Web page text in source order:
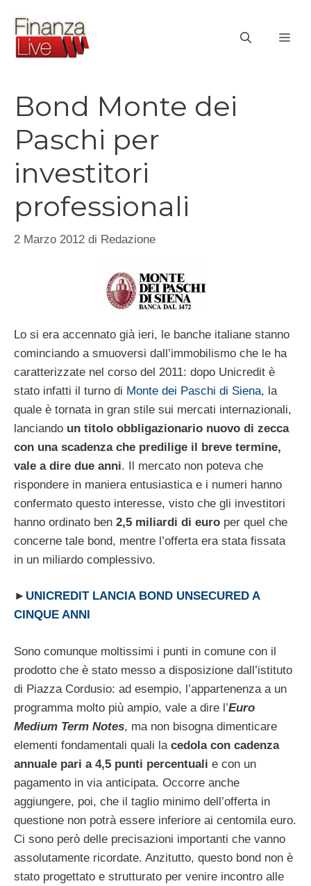
contenuto
Bond Monte dei
Paschi per
investitori
professionali
2 Marzo 2012 di Redazione
Lo si era accennato già ieri, le banche italiane stanno
cominciando a smuoversi dall’immobilismo che le ha
caratterizzate nel corso del 2011: dopo Unicredit è
stato infatti il turno di Monte dei Paschi di Siena, la
quale è tornata in gran stile sui mercati internazionali,
lanciando un titolo obbligazionario nuovo di zecca
con una scadenza che predilige il breve termine,
vale a dire due anni. Il mercato non poteva che
rispondere in maniera entusiastica e i numeri hanno
confermato questo interesse, visto che gli investitori
hanno ordinato ben 2,5 miliardi di euro per quel che
concerne tale bond, mentre l’offerta era stata fissata
in un miliardo complessivo.
► UNICREDIT LANCIA BOND UNSECURED A
CINQUE ANNI
Sono comunque moltissimi i punti in comune con il
prodotto che è stato messo a disposizione dall’istituto
di Piazza Cordusio: ad esempio, l’appartenenza a un
programma molto più ampio, vale a dire l’Euro
Medium Term Notes, ma non bisogna dimenticare
elementi fondamentali quali la cedola con cadenza
annuale pari a 4,5 punti percentuali e con un
pagamento in via anticipata. Occorre anche
aggiungere, poi, che il taglio minimo dell’offerta in
questione non potrà essere inferiore ai centomila euro.
Ci sono però delle precisazioni importanti che vanno
assolutamente ricordate. Anzitutto, questo bond non è
stato progettato e strutturato per venire incontro alle